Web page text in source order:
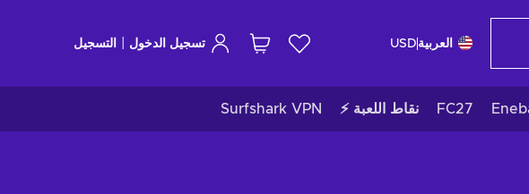
العربية USD تسجيل الدخول التسجيل
FC27 نقاط اللعبة ⚡ Surfshark VPN